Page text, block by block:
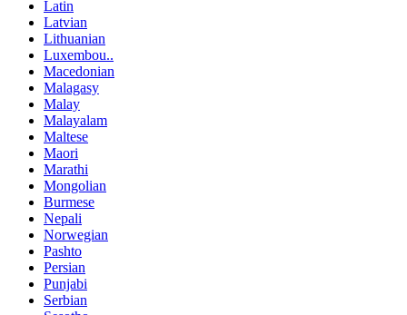
Latin
Latvian
Lithuanian
Luxembou..
Macedonian
Malagasy
Malay
Malayalam
Maltese
Maori
Marathi
Mongolian
Burmese
Nepali
Norwegian
Pashto
Persian
Punjabi
Serbian